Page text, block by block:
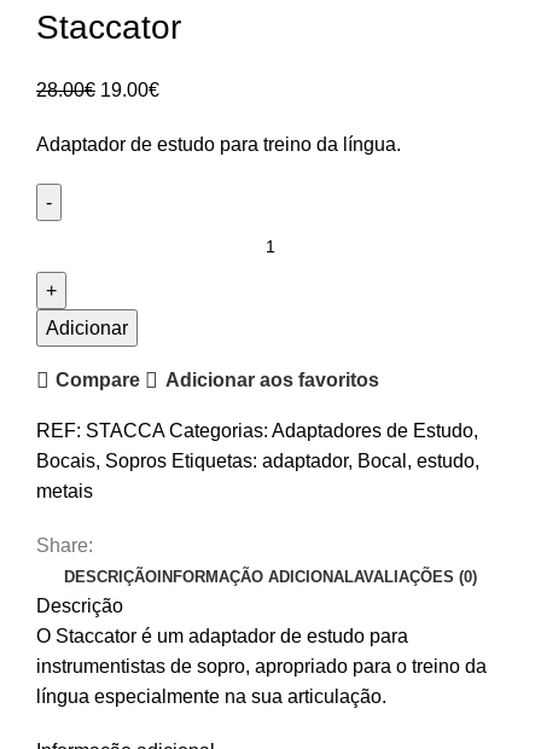
Staccator
28.00€ O
original
19.00€O
atual
Adaptador de estudo para treino da língua.
Adaptador
de
Staccator
Adicionar
Compare Adicionar aos favoritos
REF: STACCACategorias: Adaptadores de Estudo,
Bocais, Sopros Etiquetas: adaptador, Bocal , estudo,
metais
Share:
DESCRIÇÃOINFORMAÇÃO ADICIONALAVALIAÇÕES (0)
Descrição
O Staccator é um adaptador de estudo para
instrumentistas de sopro, apropriado para o treino da
língua especialmente na sua articulação.